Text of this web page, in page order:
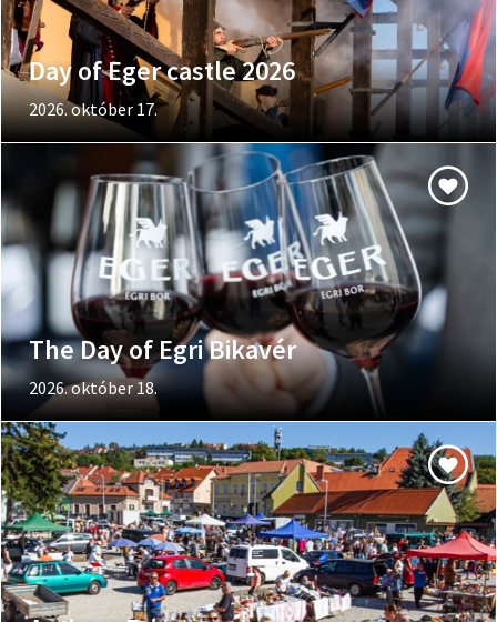
Day of Eger castle 2026
2026. október 17.
The Day of Egri Bikavér
2026. október 18.